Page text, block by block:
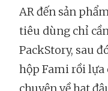
AR đến sản
tiêu dùng chỉ
PackStory, sau
hộp Fami rồi
chuyện về hạt